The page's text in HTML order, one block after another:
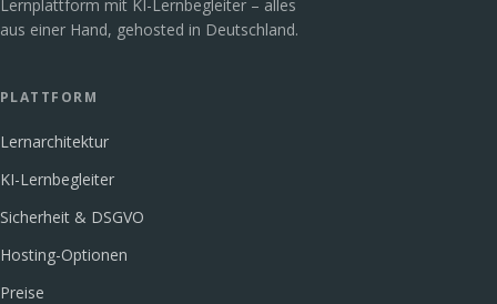
Lernplattform mit KI-Lernbegleiter – alles
aus einer Hand, gehosted in Deutschland.
PLATTFORM
Lernarchitektur
KI-Lernbegleiter
Sicherheit & DSGVO
Hosting-Optionen
Preise